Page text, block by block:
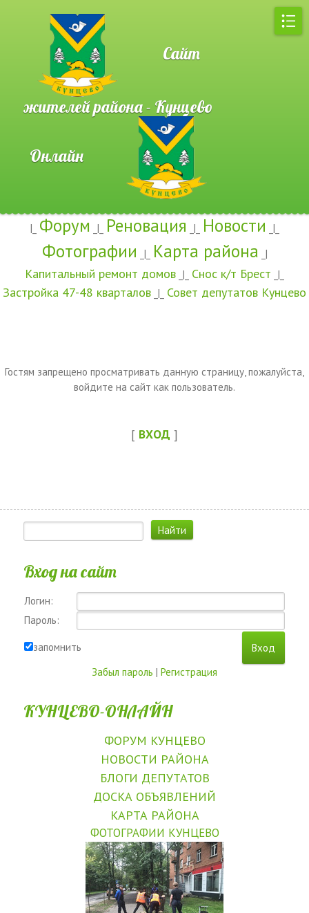
Сайт
жителей района - Кунцево
Онлайн
|_ Форум _|_ Реновация _|_ Новости _|_
Фотографии _|_ Карта района _|
Капитальный ремонт домов _|_ Снос к/т Брест _|_
Застройка 47-48 кварталов _|_ Совет депутатов Кунцево
Гостям запрещено просматривать данную страницу, пожалуйста,
войдите на сайт как пользователь.
[ ВХОД ]
Вход на сайт
Логин:
Пароль:
запомнить
Забыл пароль | Регистрация
КУНЦЕВО-ОНЛАЙН
ФОРУМ КУНЦЕВО
НОВОСТИ РАЙОНА
БЛОГИ ДЕПУТАТОВ
ДОСКА ОБЪЯВЛЕНИЙ
КАРТА РАЙОНА
ФОТОГРАФИИ КУНЦЕВО